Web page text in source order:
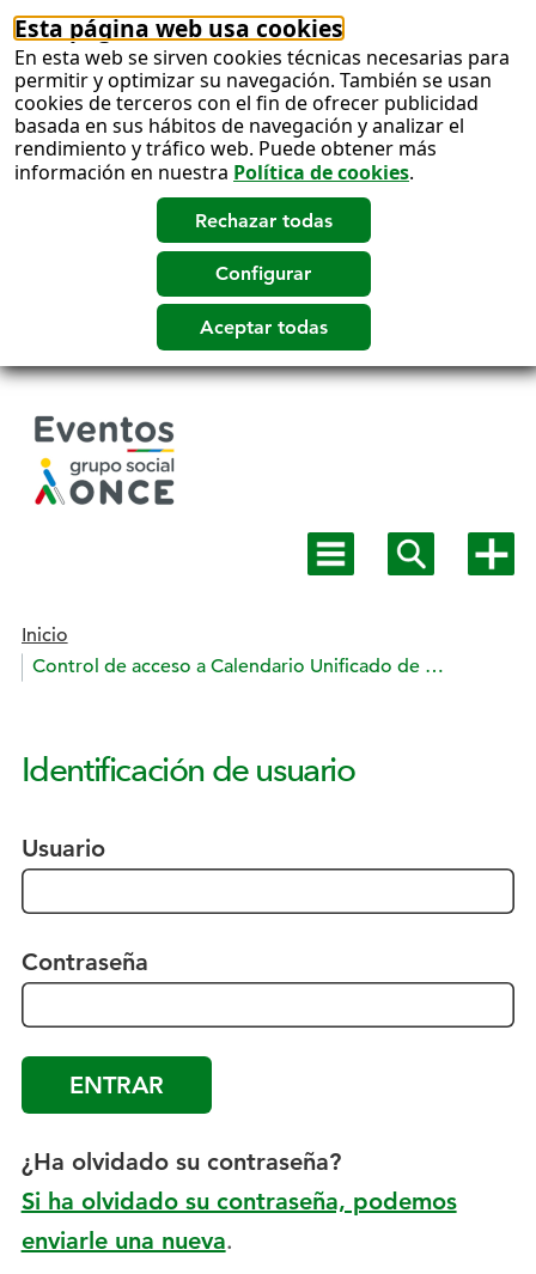
Esta página web usa cookies
En esta web se sirven cookies técnicas necesarias para
permitir y optimizar su navegación. También se usan
cookies de terceros con el fin de ofrecer publicidad
basada en sus hábitos de navegación y analizar el
rendimiento y tráfico web. Puede obtener más
información en nuestra Política de cookies.
Mostrar
menú
Mostrar
buscadormás
Estás en:
Inicio
Control de acceso a Calendario Unificado de ONCE
Identificación de usuario
Usuario
Contraseña
¿Ha olvidado su contraseña?
Si ha olvidado su contraseña, podemos
enviarle una nueva.